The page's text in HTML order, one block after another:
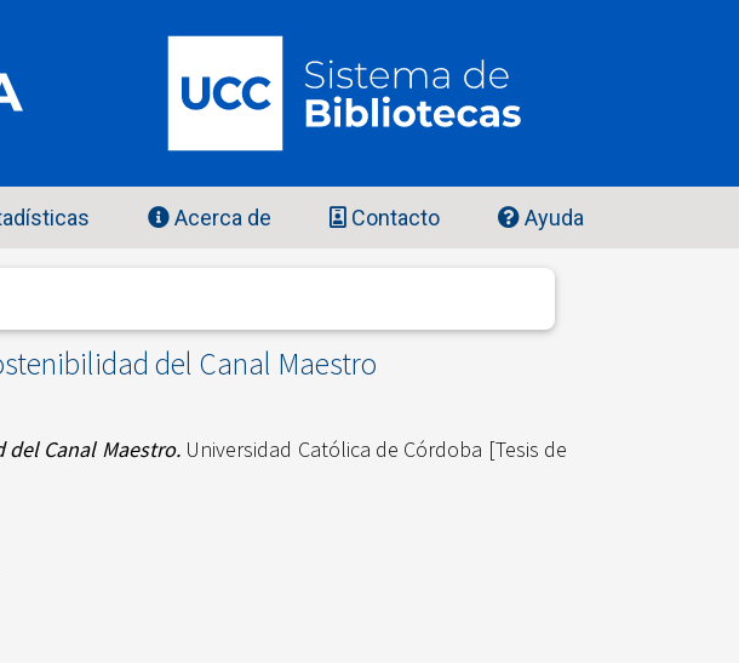
Acerca de Contacto Ayuda
del Canal Maestro
del Canal Maestro.Universidad Católica de Córdoba [Tesis de